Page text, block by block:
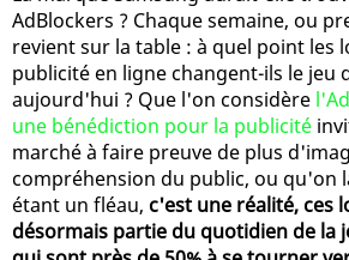
AdBlockers ? Chaque semaine, ou
revient sur la table : à quel point les
publicité en ligne changent-ils le jeu
aujourd'hui ? Que l'on considère
une bénédiction pour la publicité
marché à faire preuve de plus
compréhension du public, ou qu'on
étant un fléau, c'est une réalité, ces
désormais partie du quotidien de la